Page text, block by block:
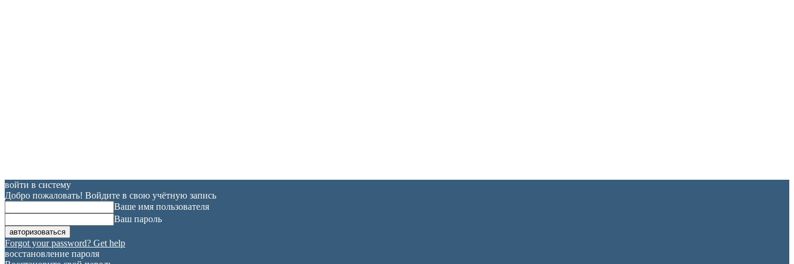
войти в систему
Добро пожаловать! Войдите в свою учётную запись
Ваше имя пользователя
Ваш пароль
Forgot your password? Get help
восстановление пароля